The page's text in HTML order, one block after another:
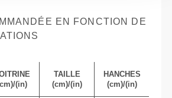
EN FONCTION DE
(in)
TAILLE
(cm)/(in)
HANCHES
(cm)/(in)